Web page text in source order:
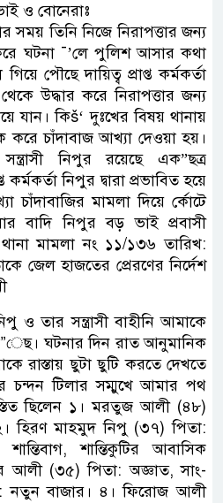
ও বোনেরাঃ
সময় তিনি নিজে নিরাপত্তার জন্য
ঘটনা ¯’লে পুলিশ আসার কথা
পৌছে দায়িত্ব প্রাপ্ত কর্মকর্তা
উদ্ধার করে নিরাপত্তার জন্য
যান। কিš‘ দুঃখের বিষয় থানায়
করে চাঁদাবাজ আখ্যা দেওয়া হয়।
নিপুর রয়েছে এক”ছত্র
কর্মকর্তা নিপুর দ্বারা প্রভাবিত হয়ে
চাঁদাবাজির মামলা দিয়ে র্কোটে
বাদি নিপুর বড় ভাই প্রবাসী
মামলা নং ১১/১৩৬ তারিখ:
জেল হাজতের প্রেরণের নির্দেশ
ও তার সন্ত্রাসী বাহীনি আমাকে
ঘটনার দিন রাত আনুমানিক
রাস্তায় ছুটা ছুটি করতে দেখতে
চন্দন টিলার সম্মুখে আমার পথ
ছিলেন ১। মরতুজ আলী (৪৮)
হিরণ মাহমুদ নিপু (৩৭) পিতা:
শান্তিকুটির আবাসিক
আলী (৩৫) পিতা: অজ্ঞাত, সাং-
নতুন বাজার। ৪। ফিরোজ আলী